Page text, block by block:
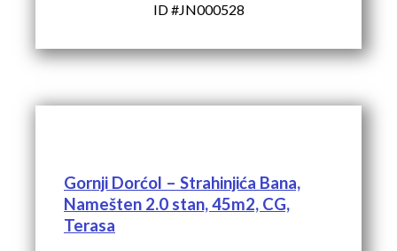
ID #JN000528
Gornji Dorćol – Strahinjića Bana,
Namešten 2.0 stan, 45m2, CG,
Terasa